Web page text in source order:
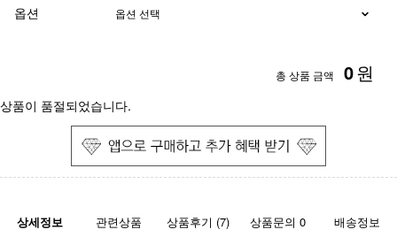
옵션
총 상품 금액 0원
상품이 품절되었습니다.
상세정보 관련상품 상품후기 (7) 상품문의 0 배송정보